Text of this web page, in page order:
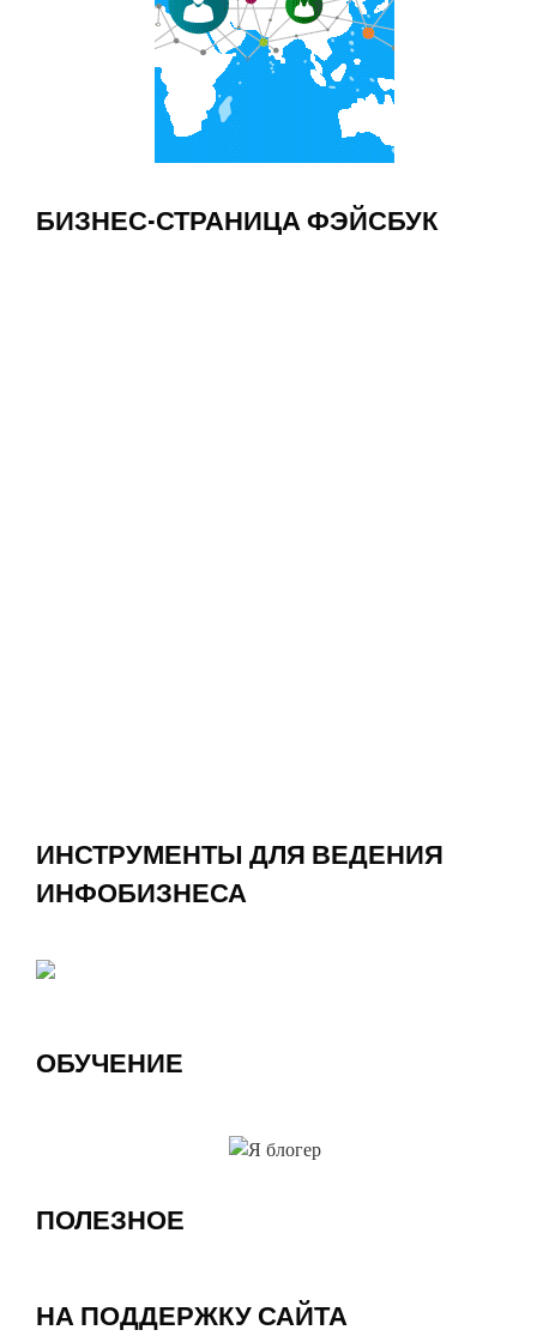
БИЗНЕС-СТРАНИЦА ФЭЙСБУК
ИНСТРУМЕНТЫ ДЛЯ ВЕДЕНИЯ
ИНФОБИЗНЕСА
ОБУЧЕНИЕ
ПОЛЕЗНОЕ
НА ПОДДЕРЖКУ САЙТА